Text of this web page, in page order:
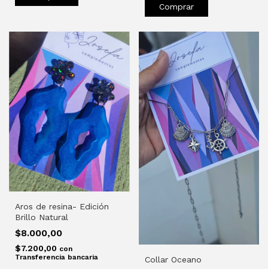
Comprar
Aros de resina- Edición
Brillo Natural
$8.000,00
$7.200,00 con
Transferencia bancaria
Collar Oceano